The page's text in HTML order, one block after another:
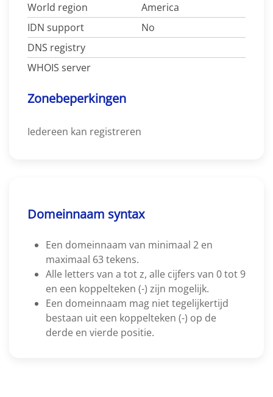
World region
America
IDN support
No
DNS registry
WHOIS server
Zonebeperkingen
Iedereen kan registreren
Domeinnaam syntax
Een domeinnaam van minimaal 2 en
maximaal 63 tekens.
Alle letters van a tot z, alle cijfers van 0 tot 9
en een koppelteken (-) zijn mogelijk.
Een domeinnaam mag niet tegelijkertijd
bestaan uit een koppelteken (-) op de
derde en vierde positie.